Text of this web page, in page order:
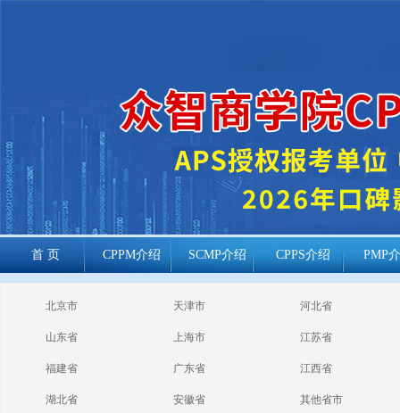
首 页 CPPM介绍 SCMP介绍 CPPS介绍 PMP
cppm报考常见
问题
北京市 天津市 河北省
山东省 上海市 江苏省
福建省 广东省 江西省
湖北省 安徽省 其他省市